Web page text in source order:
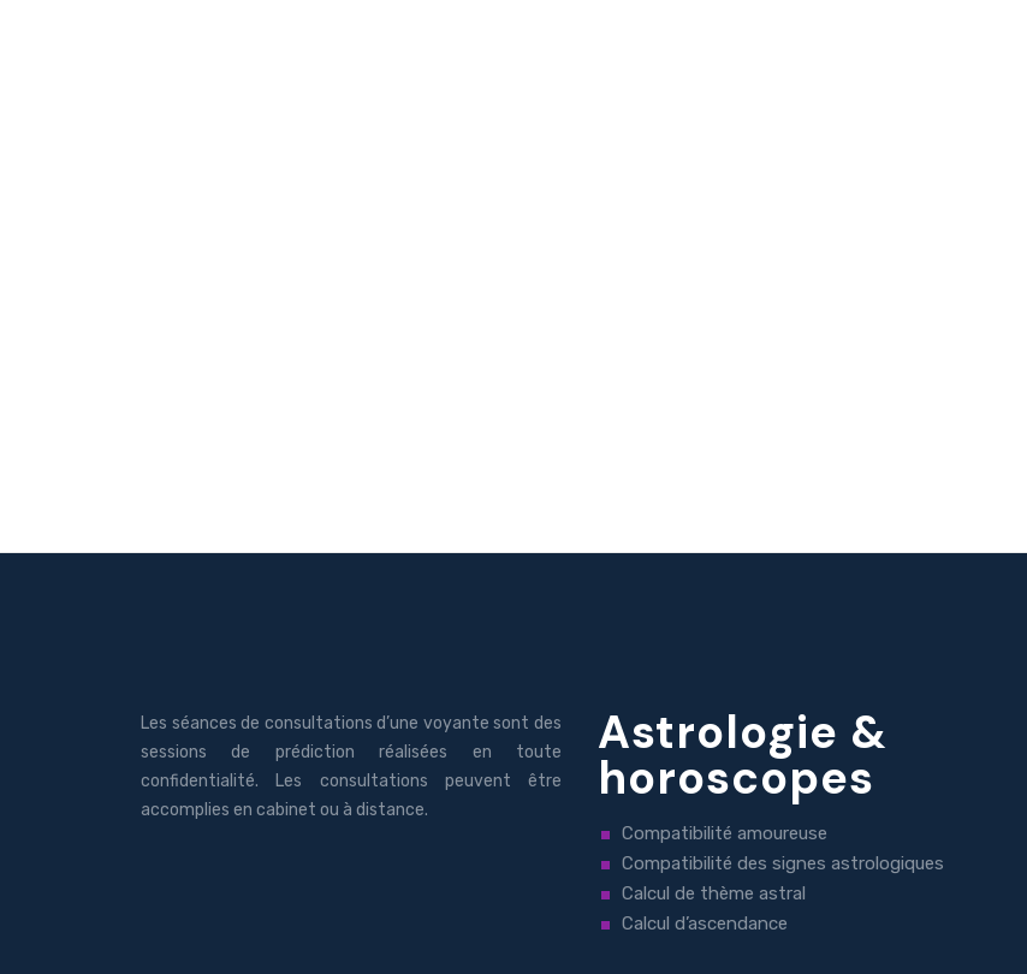
Les séances de consultations d’une voyante sont des
sessions de prédiction réalisées en toute
confidentialité. Les consultations peuvent être
accomplies en cabinet ou à distance.
Astrologie &
horoscopes
Compatibilité amoureuse
Compatibilité des signes astrologiques
Calcul de thème astral
Calcul d’ascendance